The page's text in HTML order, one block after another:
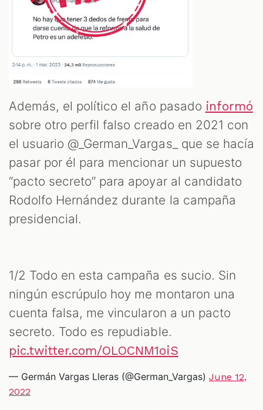
Además, el político el año pasado informó
sobre otro perfil falso creado en 2021 con
el usuario @_German_Vargas_ que se hacía
pasar por él para mencionar un supuesto
“pacto secreto” para apoyar al candidato
Rodolfo Hernández durante la campaña
presidencial.
1/2 Todo en esta campaña es sucio. Sin
ningún escrúpulo hoy me montaron una
cuenta falsa, me vincularon a un pacto
secreto. Todo es repudiable.
pic.twitter.com/OLOCNM1oiS
— Germán Vargas Lleras (@German_Vargas) June 12,
2022